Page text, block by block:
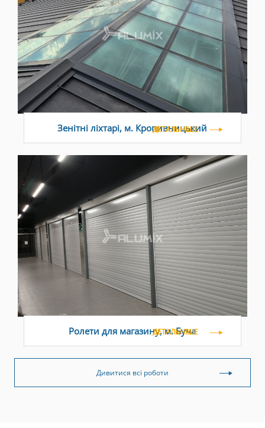
Зенітні ліхтарі, м. Кропивницький
ДЕТАЛЬНІШЕ
Ролети для магазину, м. Буча
ДЕТАЛЬНІШЕ
Дивитися всі роботи